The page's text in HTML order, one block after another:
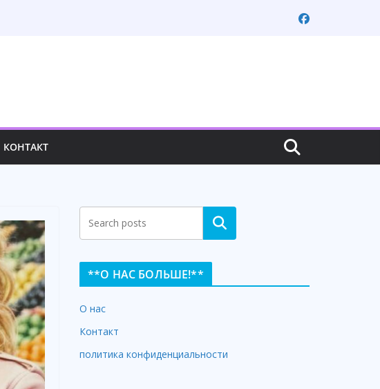
КОНТАКТ
Search
**О НАС БОЛЬШЕ!**
О нас
Контакт
политика конфиденциальности